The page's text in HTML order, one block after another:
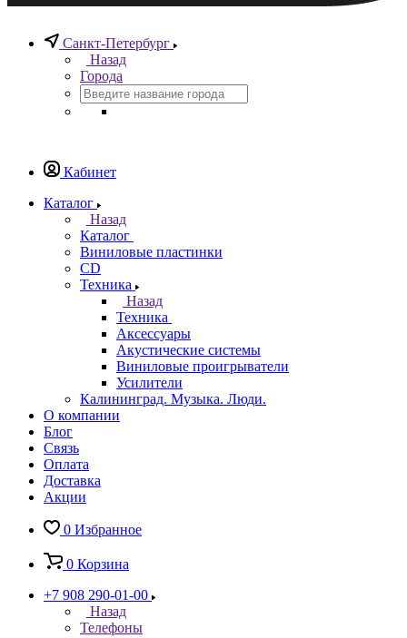
Санкт-Петербург
Назад
Города
Кабинет
Каталог
Назад
Каталог
Виниловые пластинки
CD
Техника
Назад
Техника
Аксессуары
Акустические системы
Виниловые проигрыватели
Усилители
Калининград. Музыка. Люди.
О компании
Блог
Связь
Оплата
Доставка
Акции
0 Избранное
0 Корзина
+7 908 290-01-00
Назад
Телефоны